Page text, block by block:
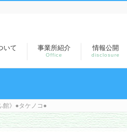
いて 事業所紹介
Office
情報公開
disclosure
館》●タケノコ●